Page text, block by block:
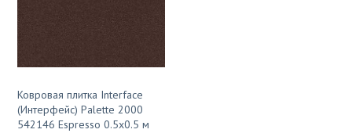
Ковровая плитка Interface
(Интерфейс) Palette 2000
542146 Espresso 0.5x0.5 м